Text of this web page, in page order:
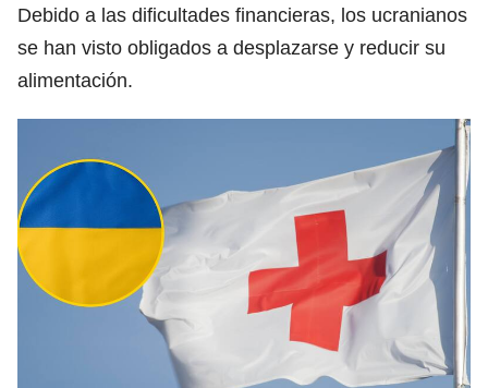
Debido a las dificultades financieras, los ucranianos
se han visto obligados a desplazarse y reducir su
alimentación.